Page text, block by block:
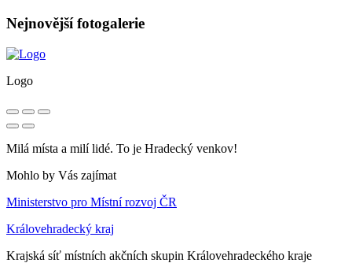
Nejnovější fotogalerie
Logo
Milá místa a milí lidé. To je Hradecký venkov!
Mohlo by Vás zajímat
Ministerstvo pro Místní rozvoj ČR
Královehradecký kraj
Krajská síť místních akčních skupin Královehradeckého kraje